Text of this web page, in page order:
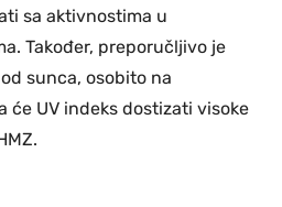
sa aktivnostima u
Također, preporučljivo je
sunca, osobito na
će UV indeks dostizati visoke